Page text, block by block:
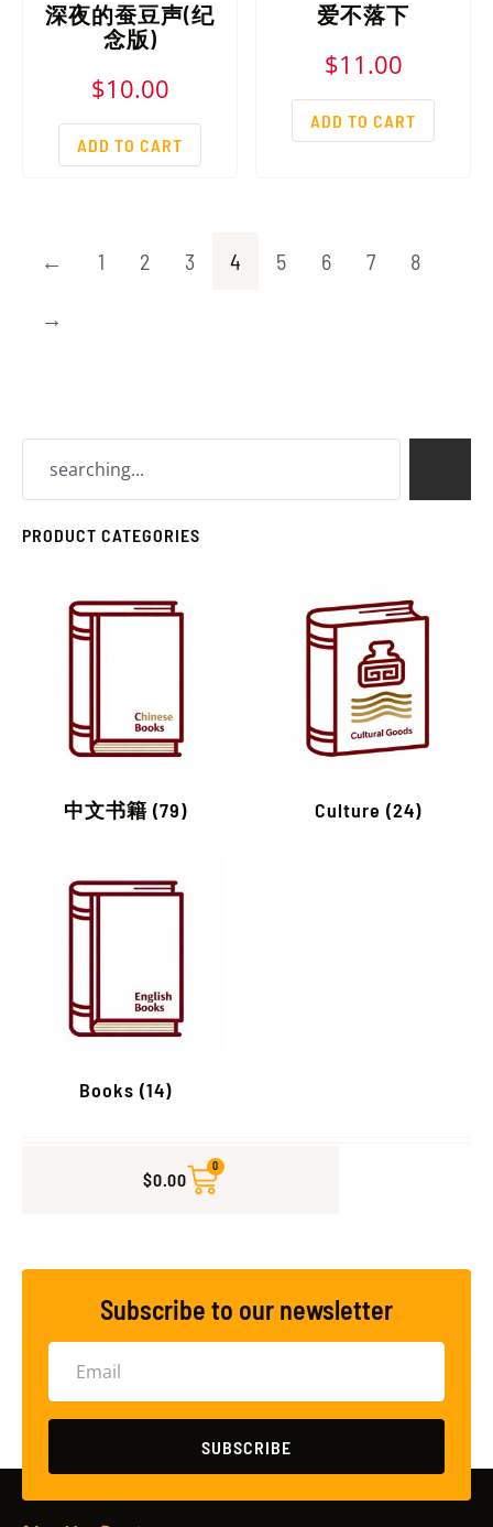
PRODUCT CATEGORIES
中文书籍 (79) Culture (24)
Books (14)
$0.00
0
深夜的蚕豆声(纪
念版)
$10.00
ADD TO CART
爱不落下
$11.00
ADD TO CART
← 1 2 3 4 5 6 7 8
→
Subscribe to our newsletter
SUBSCRIBE